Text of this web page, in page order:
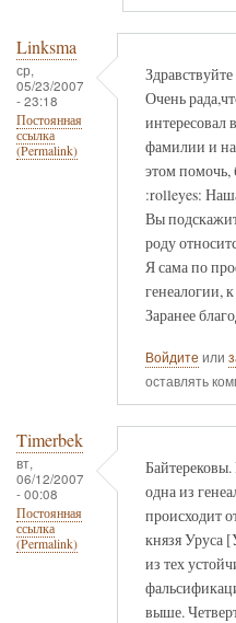
Linksma
ср,
05/23/2007
- 23:18
Постоянная
ссылка
(Permalink)
Очень
интересовал
фамилии и
этом помочь,
:rolleyes:
Вы
роду
Я сама по
генеалогии,
Заранее
Войдите или
оставлять
Timerbek
вт,
06/12/2007
- 00:08
Постоянная
ссылка
(Permalink)
одна из
происходит
князя Уруса
из тех
выше.